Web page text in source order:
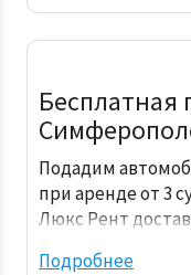
Бесплатная
Подадим
при аренде от 3
Люкс Рент
Подробнее